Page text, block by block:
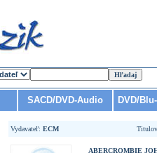
SACD/DVD-Audio DVD/
Vydavateľ: ECM
ABERCROMBIE